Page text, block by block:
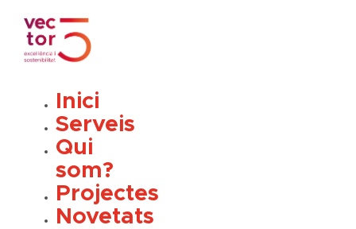
contingut
Inici
Serveis
Qui
som?
Projectes
Novetats